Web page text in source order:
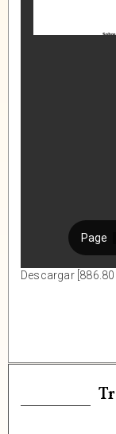
Descargar [886.80